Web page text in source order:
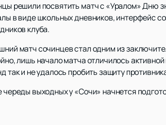
решили посвятить матч с «Уралом» Дню
в виде школьных дневников, интерфейс
клуба.
матч сочинцев стал одним из
лишь начало матча отличилось
так и не удалось пробить защиту
череды выходных у «Сочи» начнется